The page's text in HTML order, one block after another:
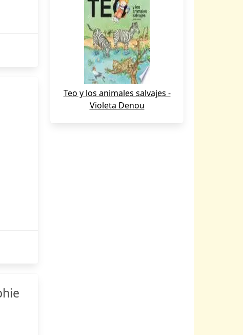
Teo y los animales salvajes -
Violeta Denou